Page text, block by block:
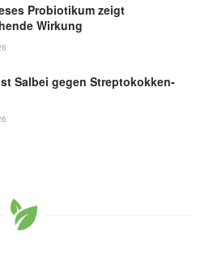
Probiotikum zeigt
Wirkung
Salbei gegen Streptokokken-